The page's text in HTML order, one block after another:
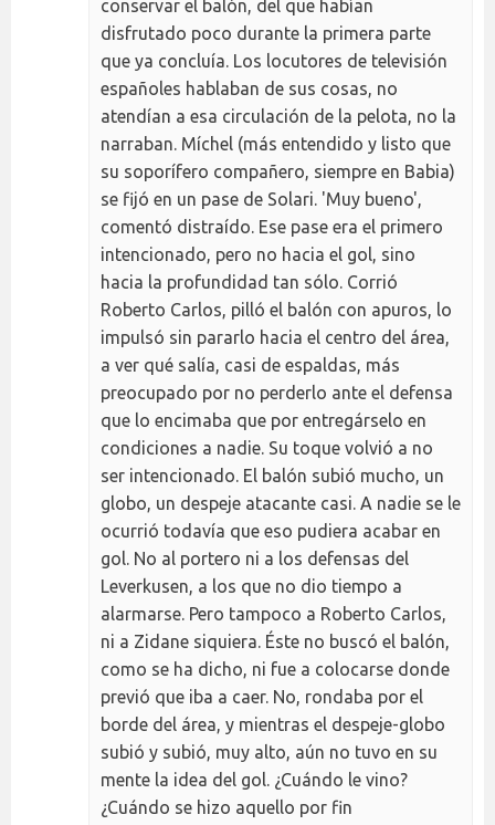
conservar el balón, del que habían
disfrutado poco durante la primera parte
que ya concluía. Los locutores de televisión
españoles hablaban de sus cosas, no
atendían a esa circulación de la pelota, no la
narraban. Míchel (más entendido y listo que
su soporífero compañero, siempre en Babia)
se fijó en un pase de Solari. 'Muy bueno',
comentó distraído. Ese pase era el primero
intencionado, pero no hacia el gol, sino
hacia la profundidad tan sólo. Corrió
Roberto Carlos, pilló el balón con apuros, lo
impulsó sin pararlo hacia el centro del área,
a ver qué salía, casi de espaldas, más
preocupado por no perderlo ante el defensa
que lo encimaba que por entregárselo en
condiciones a nadie. Su toque volvió a no
ser intencionado. El balón subió mucho, un
globo, un despeje atacante casi. A nadie se le
ocurrió todavía que eso pudiera acabar en
gol. No al portero ni a los defensas del
Leverkusen, a los que no dio tiempo a
alarmarse. Pero tampoco a Roberto Carlos,
ni a Zidane siquiera. Éste no buscó el balón,
como se ha dicho, ni fue a colocarse donde
previó que iba a caer. No, rondaba por el
borde del área, y mientras el despeje-globo
subió y subió, muy alto, aún no tuvo en su
mente la idea del gol. ¿Cuándo le vino?
¿Cuándo se hizo aquello por fin